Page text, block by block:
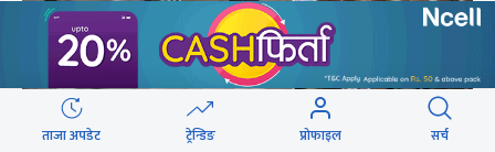
ताजा अपडेट ट्रेन्डिङ प्रोफाइल सर्च